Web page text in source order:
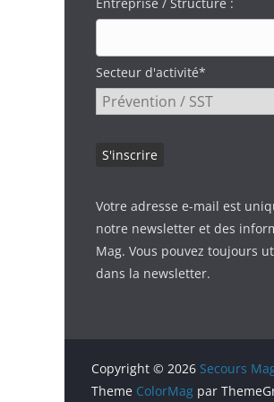
Secteur d'activité*
Votre adresse e-mail est
notre newsletter et des
Mag. Vous pouvez toujours
dans la newsletter.
Copyright © 2026 Secours
Theme ColorMag par